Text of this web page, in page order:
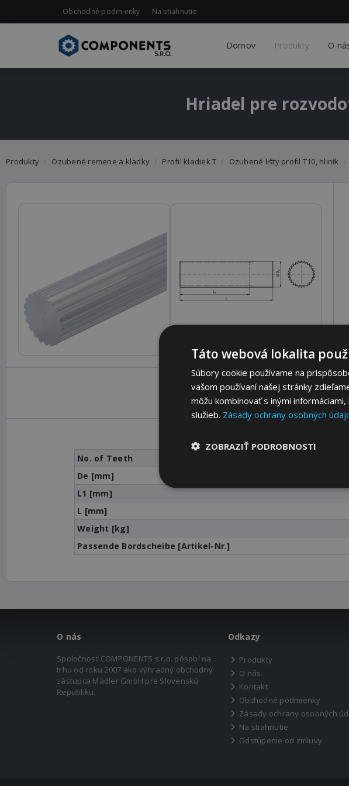
Obchodné podmienky Na stiahnutie
Domov Produkty O
Hriadel pre
Produkty Ozubené remene a kladky Profil kladiek T Ozubené lišty profil T10, hliník
No. of Teeth
De [mm]
L1 [mm]
L [mm]
Weight [kg]
Passende Bordscheibe [Artikel-Nr.]
O nás
Spoločnosť COMPONENTS s.r.o. pôsobí na
trhu od roku 2007 ako výhradný obchodný
zástupca Mädler GmbH pre Slovenskú
Republiku.
Odkazy
Produkty
O nás
Kontakt
Obchodné podmienky
Zásady ochrany osobných
Na stiahnutie
Odstúpenie od zmluvy
Táto webová lokalita
Súbory cookie používame na
vašom používaní našej stránky
môžu kombinovať s inými
služieb. Zásady ochrany osobných
ZOBRAZIŤ PODROBNOSTI